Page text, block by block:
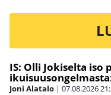
IS: Olli Jokiselta iso
Joni Alatalo | 07.08.2026